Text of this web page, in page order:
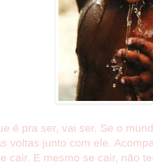
é pra ser, vai ser. Se o
voltas junto com ele.
cair. E mesmo se cair, não